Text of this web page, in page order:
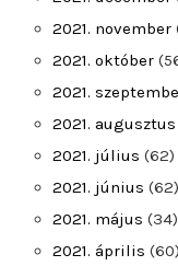
2021. november
2021. október
2021.
2021. augusztus
2021. július (62)
2021. június (62)
2021. május (34)
2021. április (60)